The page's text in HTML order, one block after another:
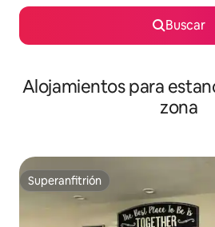
Buscar
Alojamientos para
zona
Superanfitrión
Superanfitrión